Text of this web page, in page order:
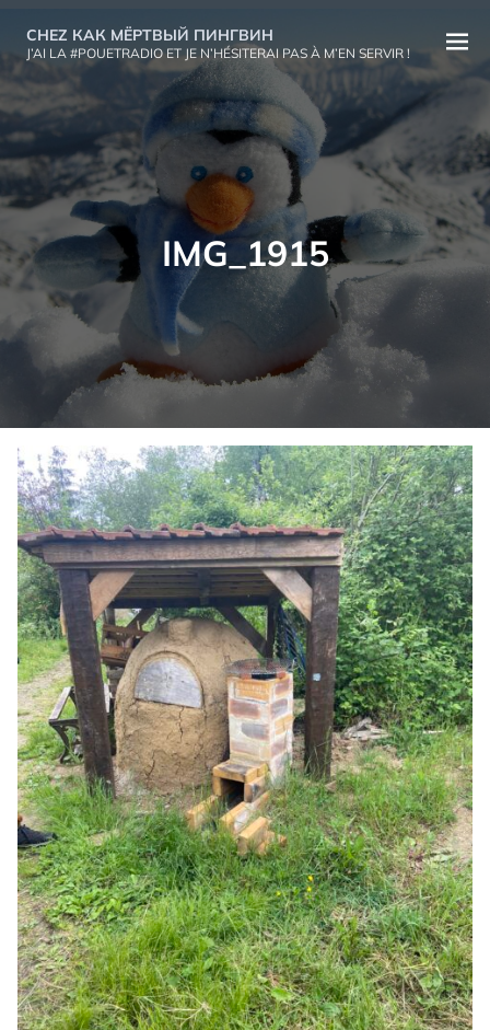
contenu
CHEZ КАК МЁРТВЫЙ ПИНГВИН
J’AI LA #POUETRADIO ET JE N’HÉSITERAI PAS À M’EN SERVIR !
le
IMG_1915